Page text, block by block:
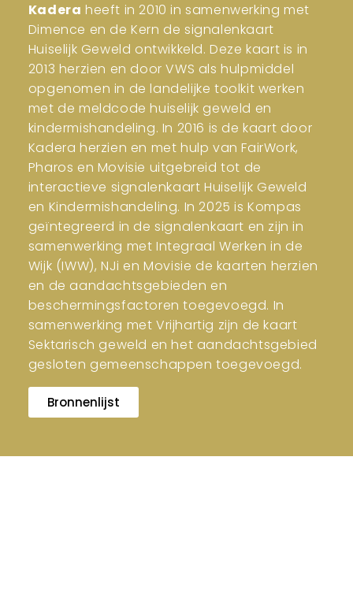
Kadera heeft in 2010 in samenwerking met
Dimence en de Kern de signalenkaart
Huiselijk Geweld ontwikkeld. Deze kaart is in
2013 herzien en door VWS als hulpmiddel
opgenomen in de landelijke toolkit werken
met de meldcode huiselijk geweld en
kindermishandeling. In 2016 is de kaart door
Kadera herzien en met hulp van FairWork,
Pharos en Movisie uitgebreid tot de
interactieve signalenkaart Huiselijk Geweld
en Kindermishandeling. In 2025 is Kompas
geïntegreerd in de signalenkaart en zijn in
samenwerking met Integraal Werken in de
Wijk (IWW), NJi en Movisie de kaarten herzien
en de aandachtsgebieden en
beschermingsfactoren toegevoegd. In
samenwerking met Vrijhartig zijn de kaart
Sektarisch geweld en het aandachtsgebied
gesloten gemeenschappen toegevoegd.
Bronnenlijst